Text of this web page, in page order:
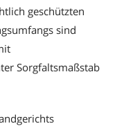
geschützten
sind
Sorgfaltsmaßstab